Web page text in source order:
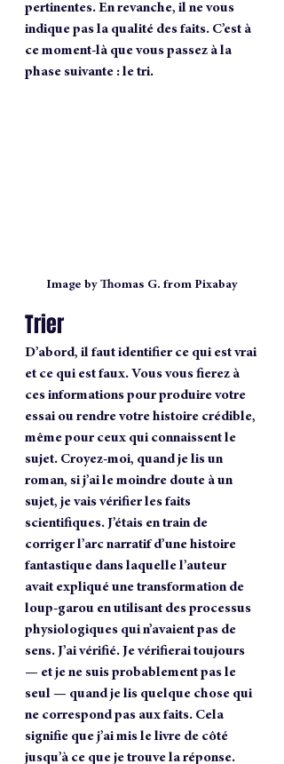
pertinentes. En revanche, il ne vous
indique pas la qualité des faits. C’est à
ce moment-là que vous passez à la
phase suivante : le tri.
Image by Thomas G. from Pixabay
Trier
D’abord, il faut identifier ce qui est vrai
et ce qui est faux. Vous vous fierez à
ces informations pour produire votre
essai ou rendre votre histoire crédible,
même pour ceux qui connaissent le
sujet. Croyez-moi, quand je lis un
roman, si j’ai le moindre doute à un
sujet, je vais vérifier les faits
scientifiques. J’étais en train de
corriger l’arc narratif d’une histoire
fantastique dans laquelle l’auteur
avait expliqué une transformation de
loup-garou en utilisant des processus
physiologiques qui n’avaient pas de
sens. J’ai vérifié. Je vérifierai toujours
— et je ne suis probablement pas le
seul — quand je lis quelque chose qui
ne correspond pas aux faits. Cela
signifie que j’ai mis le livre de côté
jusqu’à ce que je trouve la réponse.